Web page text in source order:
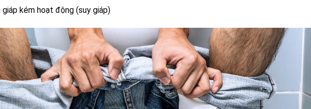
kém hoạt động (suy giáp)